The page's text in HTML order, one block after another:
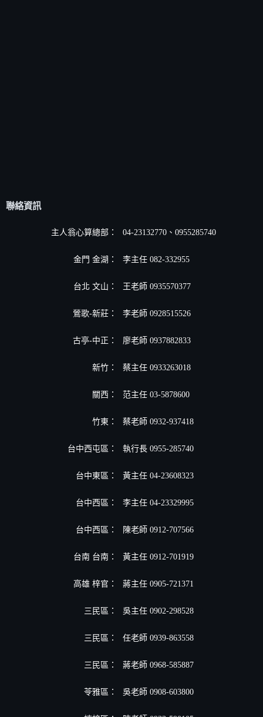
聯絡資訊
主人翁心算總部： 04-23132770、0955285740
金門 金湖： 李主任 082-332955
台北 文山： 王老師 0935570377
鶯歌-新莊： 李老師 0928515526
古亭-中正： 廖老師 0937882833
新竹： 蔡主任 0933263018
關西： 范主任 03-5878600
竹東： 蔡老師 0932-937418
台中西屯區： 執行長 0955-285740
台中東區： 黃主任 04-23608323
台中西區： 李主任 04-23329995
台中西區： 陳老師 0912-707566
台南 台南： 黃主任 0912-701919
高雄 梓官： 蔣主任 0905-721371
三民區： 吳主任 0902-298528
三民區： 任老師 0939-863558
三民區： 蔣老師 0968-585887
苓雅區： 吳老師 0908-603800